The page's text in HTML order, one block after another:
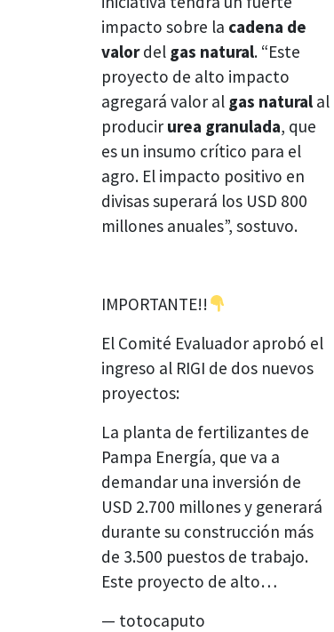
impacto sobre la cadena de
valordel gas natural. “Este
proyecto de alto impacto
agregará valor al gas natural al
producir urea granulada, que
es un insumo crítico para el
agro. El impacto positivo en
divisas superará los USD 800
millones anuales”, sostuvo.
IMPORTANTE!!
El Comité Evaluador aprobó el
ingreso al RIGI de dos nuevos
proyectos:
La planta de fertilizantes de
Pampa Energía, que va a
demandar una inversión de
USD 2.700 millones y generará
durante su construcción más
de 3.500 puestos de trabajo.
Este proyecto de alto…
— totocaputo